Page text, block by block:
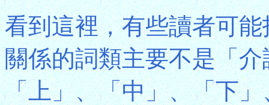
看到這裡，有些讀者可
關係的詞類主要不是「
「上」、「中」、「下